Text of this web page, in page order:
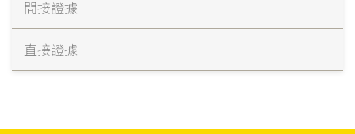
間接證據
直接證據